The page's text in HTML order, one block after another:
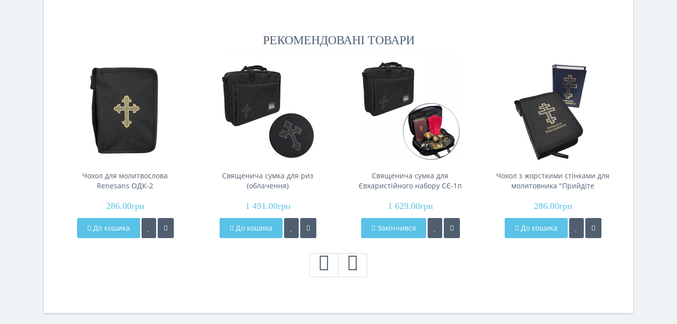
РЕКОМЕНДОВАНІ ТОВАРИ
Чохол для молитвослова
Renesans ОДК-2
286.00грн
До кошика
Священича сумка для риз
(облачення)
1 491.00грн
До кошика
Священича сумка для
Євхаристійного набору СЄ-1п
1 629.00грн
Закінчився
Чохол з жорсткими стінками для
молитовника "Прийдіте
286.00грн
До кошика